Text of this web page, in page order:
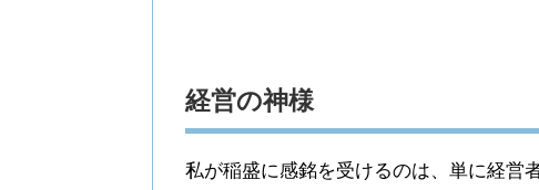
経営の神様
私が稲盛に感銘を受けるのは、単に経営